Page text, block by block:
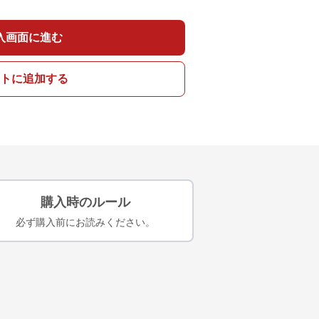
画面に進む
に追加する
購入時のルール
必ず購入前にお読みください。